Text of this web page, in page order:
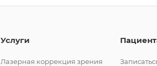
Услуги
Лазерная коррекция зрения